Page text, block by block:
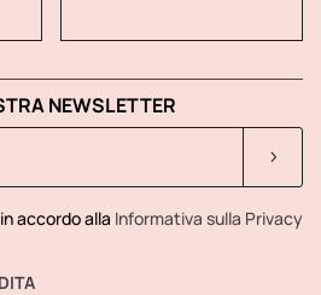
NEWSLETTER
accordo alla Informativa sulla Privacy